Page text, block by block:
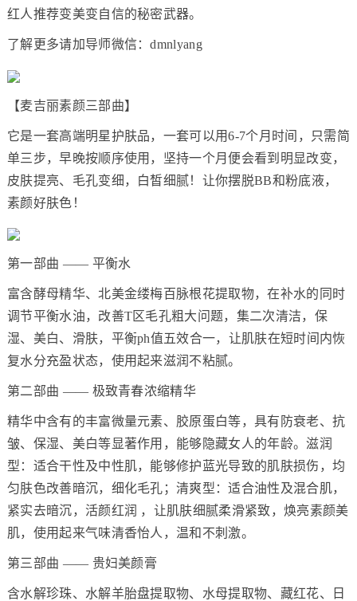
红人推荐变美变自信的秘密武器。
了解更多请加导师微信：dmnlyang
【麦吉丽素颜三部曲】
它是一套高端明星护肤品，一套可以用6-7个月时间，只需简
单三步，早晚按顺序使用，坚持一个月便会看到明显改变，
皮肤提亮、毛孔变细，白皙细腻！让你摆脱BB和粉底液，
素颜好肤色！
第一部曲 —— 平衡水
富含酵母精华、北美金缕梅百脉根花提取物，在补水的同时
调节平衡水油，改善T区毛孔粗大问题，集二次清洁，保
湿、美白、滑肤，平衡ph值五效合一，让肌肤在短时间内恢
复水分充盈状态，使用起来滋润不粘腻。
第二部曲 —— 极致青春浓缩精华
精华中含有的丰富微量元素、胶原蛋白等，具有防衰老、抗
皱、保湿、美白等显著作用，能够隐藏女人的年龄。滋润
型：适合干性及中性肌，能够修护蓝光导致的肌肤损伤，均
匀肤色改善暗沉，细化毛孔；清爽型：适合油性及混合肌，
紧实去暗沉，活颜红润 ，让肌肤细腻柔滑紧致，焕亮素颜美
肌，使用起来气味清香怡人，温和不刺激。
第三部曲 —— 贵妇美颜膏
含水解珍珠、水解羊胎盘提取物、水母提取物、藏红花、日